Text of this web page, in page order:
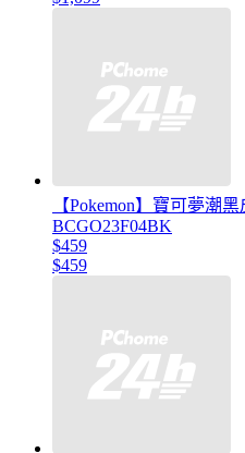
【Pokemon】寶可夢潮
BCGO23F04BK
$459
$459